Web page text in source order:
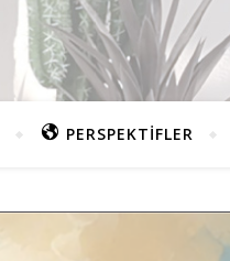
PERSPEKTIFLER